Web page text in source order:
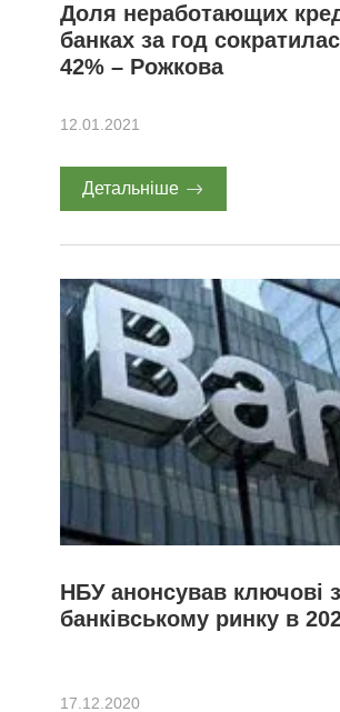
Доля неработающих
банках за год
42% – Рожкова
12.01.2021
Детальніше
НБУ анонсував ключові
банківському ринку в
17.12.2020